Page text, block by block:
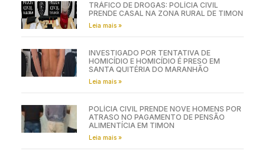
TRÁFICO DE DROGAS: POLÍCIA CIVIL
PRENDE CASAL NA ZONA RURAL DE TIMON
Leia mais »
INVESTIGADO POR TENTATIVA DE
HOMICÍDIO E HOMICÍDIO É PRESO EM
SANTA QUITÉRIA DO MARANHÃO
Leia mais »
POLÍCIA CIVIL PRENDE NOVE HOMENS POR
ATRASO NO PAGAMENTO DE PENSÃO
ALIMENTÍCIA EM TIMON
Leia mais »